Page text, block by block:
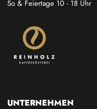
So & Feiertage 10 - 18 Uhr
UNTERNEHMEN